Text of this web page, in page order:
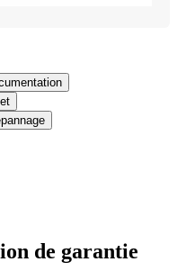
de garantie